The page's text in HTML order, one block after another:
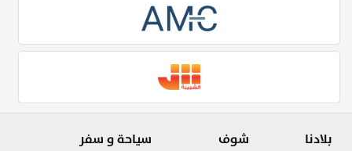
بلادنا
شوف
سياحة و سفر